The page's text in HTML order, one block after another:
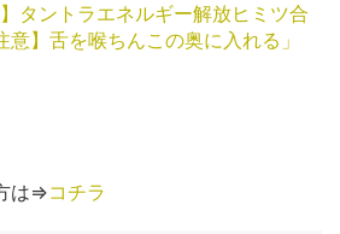
タントラエネルギー解放ヒミツ合
】舌を喉ちんこの奥に入れる」
は⇒コチラ